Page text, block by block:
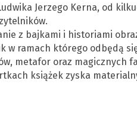
Jerzego Kerna, od
z bajkami i historiami
w ramach którego odbędą
metafor oraz magicznych
książek zyska